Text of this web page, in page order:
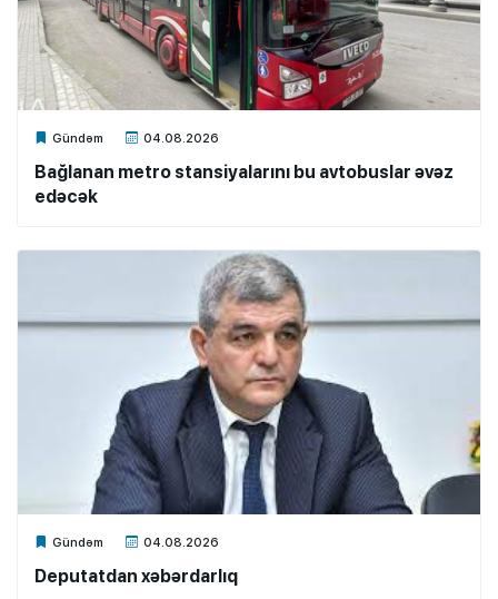
Gündəm 04.08.2026
Xalq.Online
Bağlanan metro stansiyalarını bu avtobuslar əvəz
edəcək
Gündəm 04.08.2026
Xalq.Online
Deputatdan xəbərdarlıq